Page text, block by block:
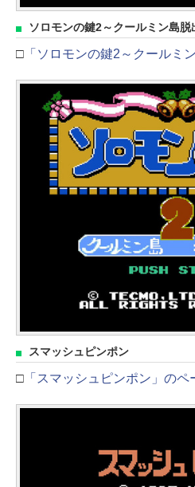
ソロモンの鍵2～クールミン島脱
□ 「ソロモンの鍵2～クールミ
スマッシュピンポン
□ 「スマッシュピンポン」のペ